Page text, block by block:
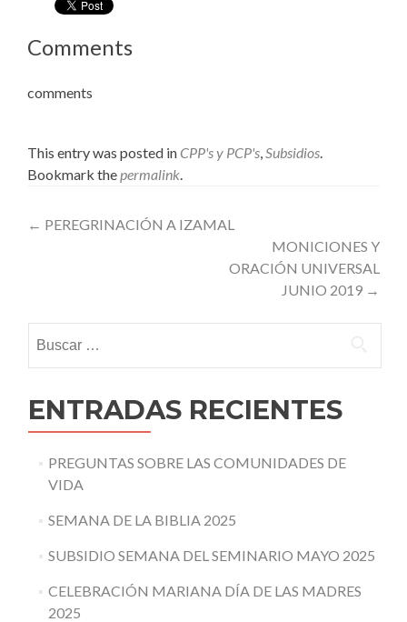
Comments
comments
This entry was posted in CPP's y PCP's,Subsidios.
Bookmark thepermalink.
Post
← PEREGRINACIÓN A IZAMAL
MONICIONES Y
ORACIÓN UNIVERSAL
JUNIO 2019 →
ENTRADAS RECIENTES
PREGUNTAS SOBRE LAS COMUNIDADES DE
VIDA
SEMANA DE LA BIBLIA 2025
SUBSIDIO SEMANA DEL SEMINARIO MAYO 2025
CELEBRACIÓN MARIANA DÍA DE LAS MADRES
2025